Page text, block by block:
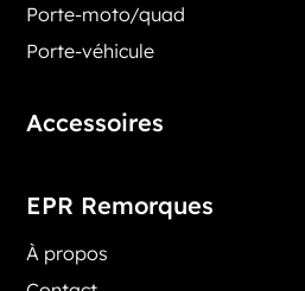
Porte-moto/quad
Porte-véhicule
Accessoires
EPR Remorques
À propos